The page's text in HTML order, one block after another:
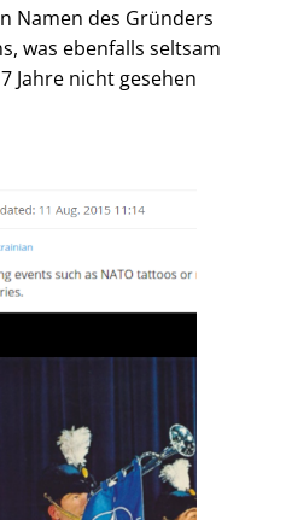
Namen des Gründers
was ebenfalls seltsam
Jahre nicht gesehen